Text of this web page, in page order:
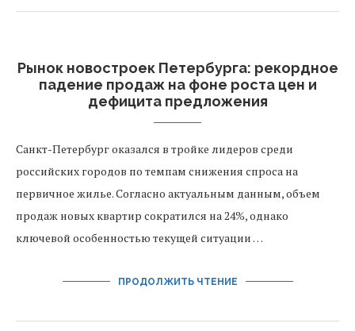
Рынок новостроек Петербурга: рекордное
падение продаж на фоне роста цен и
дефицита предложения
Санкт-Петербург оказался в тройке лидеров среди
российских городов по темпам снижения спроса на
первичное жилье. Согласно актуальным данным, объем
продаж новых квартир сократился на 24%, однако
ключевой особенностью текущей ситуации …
ПРОДОЛЖИТЬ ЧТЕНИЕ